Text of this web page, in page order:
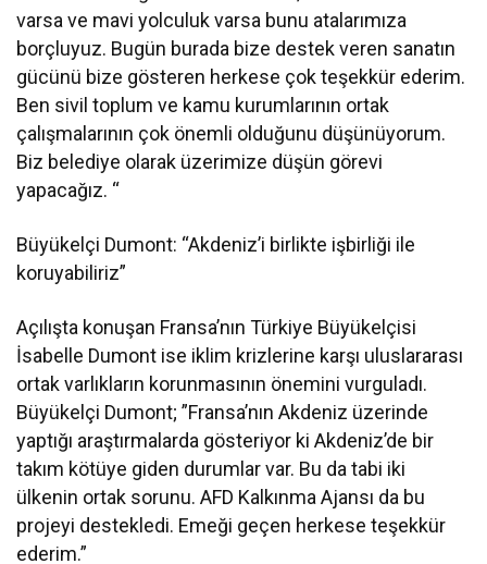
varsa ve mavi yolculuk varsa bunu atalarımıza
borçluyuz. Bugün burada bize destek veren sanatın
gücünü bize gösteren herkese çok teşekkür ederim.
Ben sivil toplum ve kamu kurumlarının ortak
çalışmalarının çok önemli olduğunu düşünüyorum.
Biz belediye olarak üzerimize düşün görevi
yapacağız. “
Büyükelçi Dumont: “Akdeniz’i birlikte işbirliği ile
koruyabiliriz”
Açılışta konuşan Fransa’nın Türkiye Büyükelçisi
İsabelle Dumont ise iklim krizlerine karşı uluslararası
ortak varlıkların korunmasının önemini vurguladı.
Büyükelçi Dumont; ”Fransa’nın Akdeniz üzerinde
yaptığı araştırmalarda gösteriyor ki Akdeniz’de bir
takım kötüye giden durumlar var. Bu da tabi iki
ülkenin ortak sorunu. AFD Kalkınma Ajansı da bu
projeyi destekledi. Emeği geçen herkese teşekkür
ederim.”